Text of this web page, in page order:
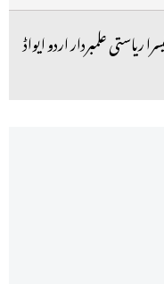
ریاستی علمبردار اردو ایواڈ